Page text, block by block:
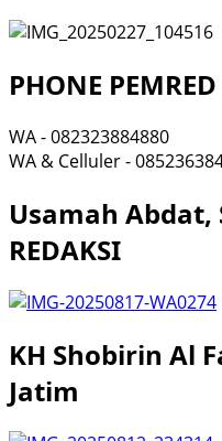
PHONE PEMRED
WA - 082323884880
WA & Celluler -
Usamah Abdat,
REDAKSI
KH Shobirin Al
Jatim